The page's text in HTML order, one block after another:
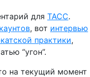
для ТАСС.
, вот интервью
практики,
“угон”.
на текущий момент